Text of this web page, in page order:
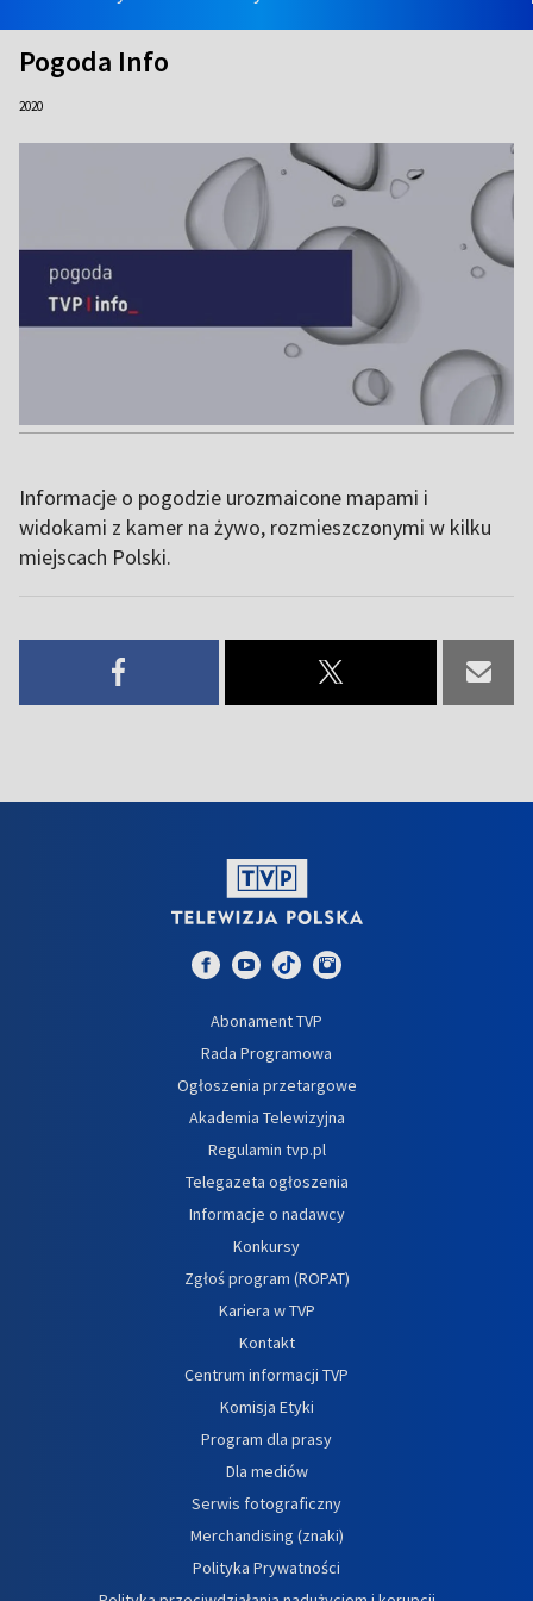
Pogoda Info
2020
Informacje o pogodzie urozmaicone mapami i
widokami z kamer na żywo, rozmieszczonymi w kilku
miejscach Polski.
Abonament TVP
Rada Programowa
Ogłoszenia przetargowe
Akademia Telewizyjna
Regulamin tvp.pl
Telegazeta ogłoszenia
Informacje o nadawcy
Konkursy
Zgłoś program (ROPAT)
Kariera w TVP
Kontakt
Centrum informacji TVP
Komisja Etyki
Program dla prasy
Dla mediów
Serwis fotograficzny
Merchandising (znaki)
Polityka Prywatności